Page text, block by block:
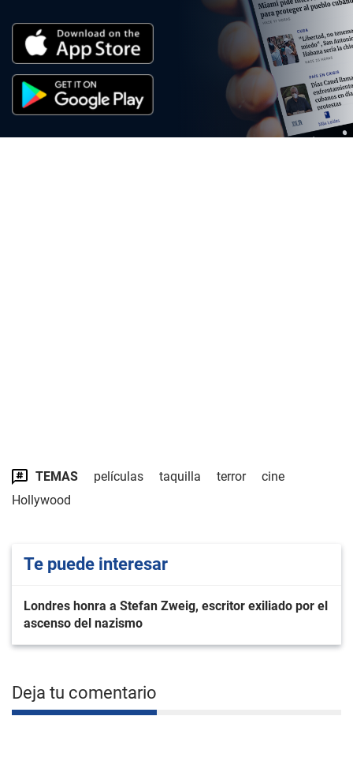
TEMAS películas taquilla terror
cine
Hollywood
Te puede interesar
Londres honra a Stefan Zweig, escritor exiliado por el
ascenso del nazismo
Deja tu comentario